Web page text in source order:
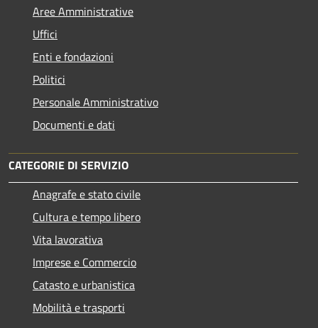
Aree Amministrative
Uffici
Enti e fondazioni
Politici
Personale Amministrativo
Documenti e dati
CATEGORIE DI SERVIZIO
Anagrafe e stato civile
Cultura e tempo libero
Vita lavorativa
Imprese e Commercio
Catasto e urbanistica
Mobilità e trasporti